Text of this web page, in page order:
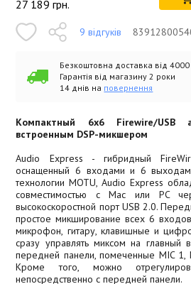
27 189 грн.
9 відгуків
Безкоштовна доставка від 4000
Гарантія від магазину 2 роки
14 днів на повернення
Компактный 6x6 Firewire/USB
встроенным DSP-микшером
Audio Express - гибридный
оснащенный 6 входами и 6
технологии MOTU, Audio Express
совместимостью c Mac или PC
высокоскоростной порт USB 2.0.
простое микширование всех 6
микрофон, гитару, клавишные и
сразу управлять миксом на
передней панели, помеченные MIC 1,
Кроме того, можно
непосредственно с передней панели.